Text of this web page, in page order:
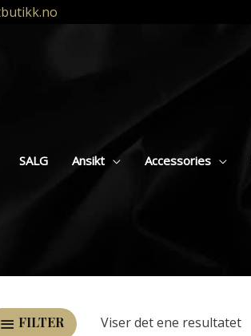
SALG Ansikt Accessories
FILTER Viser det ene resultatet